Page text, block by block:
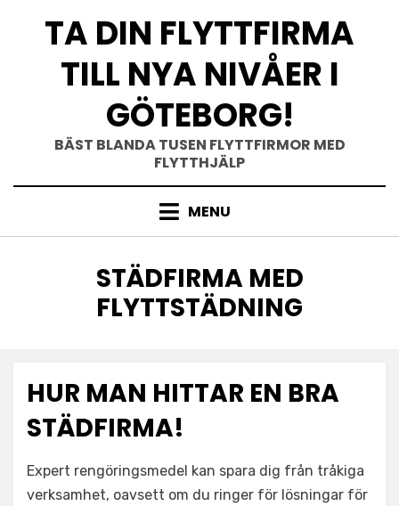
TA DIN FLYTTFIRMA
TILL NYA NIVÅER I
GÖTEBORG!
BÄST BLANDA TUSEN FLYTTFIRMOR MED
FLYTTHJÄLP
MENU
TAG
:
STÄDFIRMA MED
FLYTTSTÄDNING
HUR MAN HITTAR EN BRA
STÄDFIRMA!
Expert rengöringsmedel kan spara dig från tråkiga
verksamhet, oavsett om du ringer för lösningar för